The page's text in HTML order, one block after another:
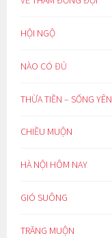
HỘI NGỘ
NÀO CÓ ĐỦ
THỪA TIỀN – SỐNG YÊN
CHIỀU MUỘN
HÀ NỘI HÔM NAY
GIÓ SUÔNG
TRĂNG MUỘN